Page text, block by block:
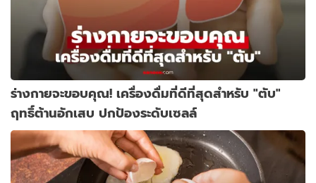
ร่างกายจะขอบคุณ! เครื่องดื่มที่ดีที่สุดสำหรับ "ตับ"
ฤทธิ์ต้านอักเสบ ปกป้องระดับเซลล์